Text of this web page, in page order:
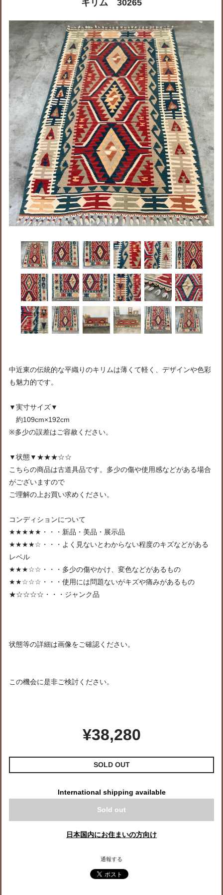
キリム 30265
中近東の伝統的な平織りのキリムは薄くて軽く、デザインや色彩
も魅力的です。
▼実寸サイズ▼
約109cm×192cm
※多少の誤差はご容赦ください。
▼状態▼★★★☆☆
こちらの商品は古道具品です。多少の傷や使用感などがある場合
がございますので
ご理解の上お買い求めください。
コンディションについて
★★★★★・・・新品・美品・展示品
★★★★☆・・・よく見ないとわからない程度のキズなどがある
レベル
★★★☆☆・・・多少の傷やかけ、変色などがあるもの
★★☆☆☆・・・使用には問題ないがキズや痛みがあるもの
★☆☆☆☆・・・ジャンク品
状態等の詳細は画像をご確認ください。
この機会に是非ご検討ください。
¥38,280
SOLD OUT
International shipping available
Sold out
日本国内にお住まいの方向け
通報する